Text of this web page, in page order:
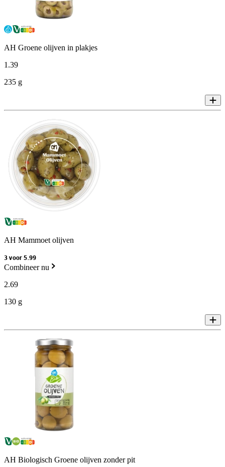
AH Groene olijven in plakjes
1.39
235 g
AH Mammoet olijven
3 voor 5.99
Combineer nu
2.69
130 g
AH Biologisch Groene olijven zonder pit